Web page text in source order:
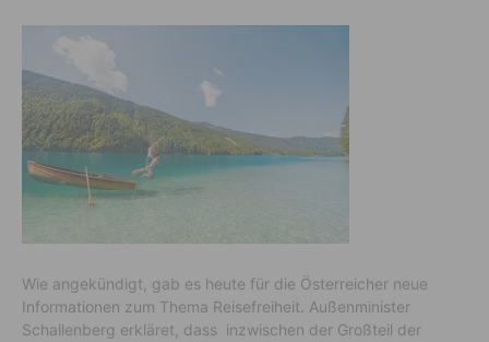
Wie angekündigt, gab es heute für die Österreicher neue
Informationen zum Thema Reisefreiheit. Außenminister
Schallenberg erkläret, dass inzwischen der Großteil der